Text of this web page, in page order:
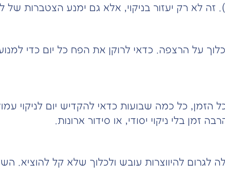
זה לא רק יעזור בניקוי, אלא גם ימנע הצטברות של
על הרצפה. כדאי לרוקן את הפח כל יום כדי
כל כמה שבועות כדאי להקדיש יום לניקוי עמוק
זמן בלי ניקוי יסודי, או סידור ארונות.
לגרום להיווצרות עובש ולכלוך שלא קל להוציא.